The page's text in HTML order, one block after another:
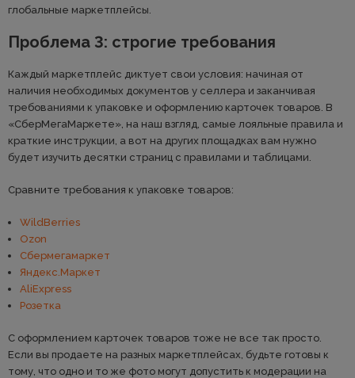
глобальные маркетплейсы.
Проблема 3: строгие требования
Каждый маркетплейс диктует свои условия: начиная от
наличия необходимых документов у селлера и заканчивая
требованиями к упаковке и оформлению карточек товаров. В
«СберМегаМаркете», на наш взгляд, самые лояльные правила и
краткие инструкции, а вот на других площадках вам нужно
будет изучить десятки страниц с правилами и таблицами.
Сравните требования к упаковке товаров:
WildBerries
Ozon
Сбермегамаркет
Яндекс.Маркет
AliExpress
Розетка
С оформлением карточек товаров тоже не все так просто.
Если вы продаете на разных маркетплейсах, будьте готовы к
тому, что одно и то же фото могут допустить к модерации на